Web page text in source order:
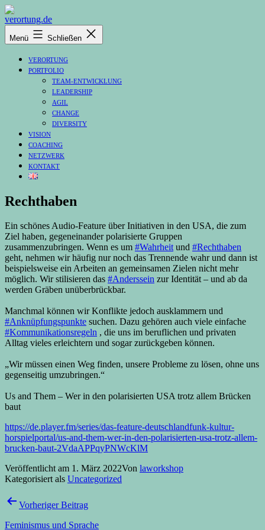
Zum
Inhalt
springen
verortung.de
Menü Schließen
VERORTUNG
PORTFOLIO
TEAM-ENTWICKLUNG
LEADERSHIP
AGIL
CHANGE
DIVERSITY
VISION
COACHING
NETZWERK
KONTAKT
Rechthaben
Ein schönes Audio-Feature über Initiativen in den USA, die zum
Ziel haben, gegeneinander polarisierte Gruppen
zusammenzubringen. Wenn es um #Wahrheit und #Rechthaben
geht, nehmen wir häufig nur noch das Trennende wahr und dann ist
beispielsweise ein Arbeiten an gemeinsamen Zielen nicht mehr
möglich. Wir stilisieren das #Anderssein zur Identität – und ab da
werden Gräben unüberbrückbar.
Manchmal können wir Konflikte jedoch ausklammern und
#Anknüpfungspunkte suchen. Dazu gehören auch viele einfache
#Kommunikationsregeln , die uns im beruflichen und privaten
Alltag vieles erleichtern und sogar zurückgeben können.
„Wir müssen einen Weg finden, unsere Probleme zu lösen, ohne uns
gegenseitig umzubringen.“
Us and Them – Wer in den polarisierten USA trotz allem Brücken
baut
https://de.player.fm/series/das-feature-deutschlandfunk-kultur-
horspielportal/us-and-them-wer-in-den-polarisierten-usa-trotz-allem-
brucken-baut-2VdaAPPqyPNWcKlM
Veröffentlicht am 1. März 2022Von laworkshop
Kategorisiert als Uncategorized
Beitragsnavigation
Vorheriger Beitrag
Feminismus und Sprache